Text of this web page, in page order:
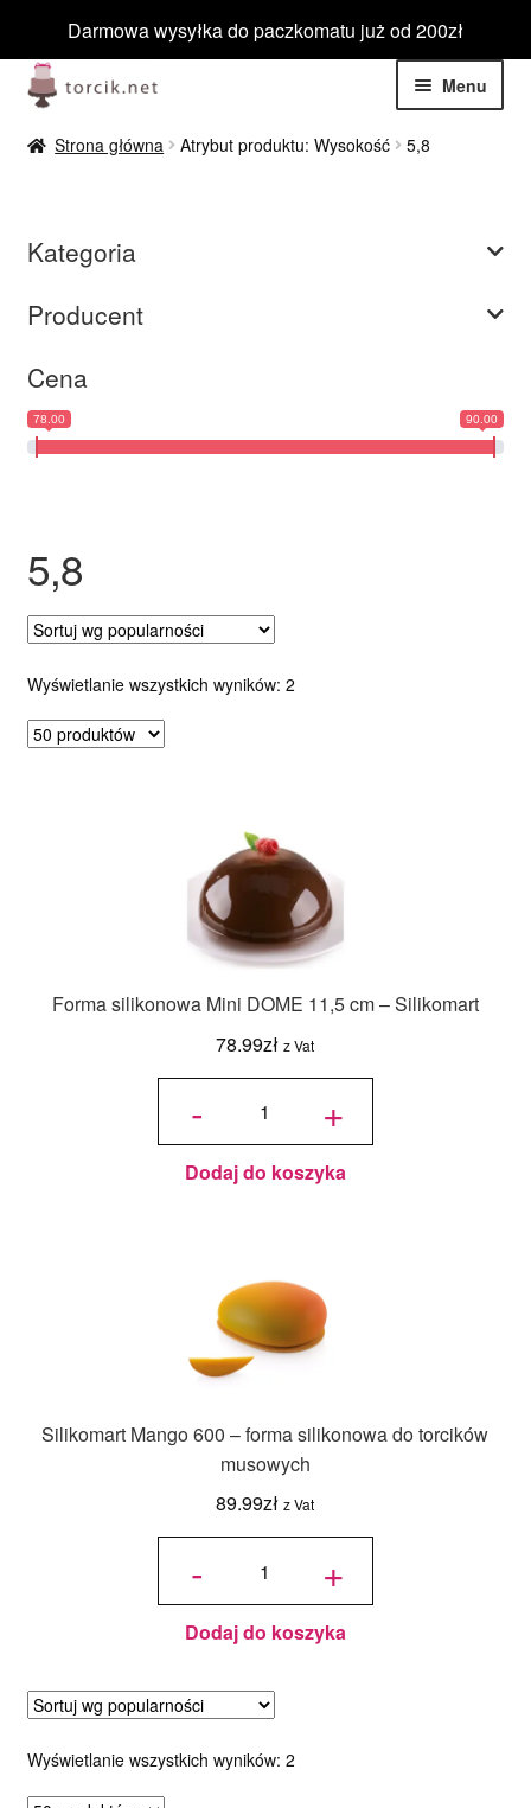
Darmowa wysyłka do paczkomatu już od 200zł
Przejdź
do
nawigacji
Przejdź
do
treści
Menu
Jadalne
Barwniki spożywcze
Rozwiń
Tematyczne
Rozwiń
Blog
Wyprzedaż
Ozdoby na tort weselny
Strona główna Atrybut produktu: Wysokość 5,8
5,8
Wyświetlanie wszystkich wyników: 2Posortowane
Forma silikonowa Mini DOME 11,5 cm – Silikomart
78.99zł z Vat
-
ilość
Mini
DOME
Silikomart +
Dodaj do koszyka
Silikomart Mango 600 – forma silikonowa do torcików
musowych
89.99zł z Vat
-
ilość
600 –
forma
silikonowa
do
torcików
+
Dodaj do koszyka
Wyświetlanie wszystkich wyników: 2Posortowane
Kategoria
Producent
Cena
78.00 90.00